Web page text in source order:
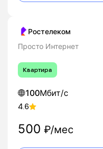
Ростелеком
Просто Интернет
Квартира
100Мбит/с
4.6
500 ₽/мес